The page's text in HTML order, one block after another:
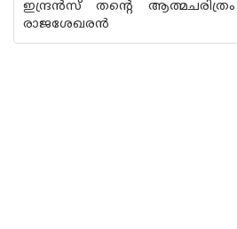
ഇന്ദ്രന്‍സ് തന്റെ
രാജശേഖരന്‍